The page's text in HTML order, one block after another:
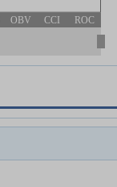
OBV CCI ROC